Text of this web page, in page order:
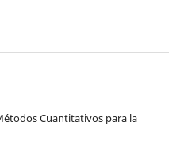
Cuantitativos para la